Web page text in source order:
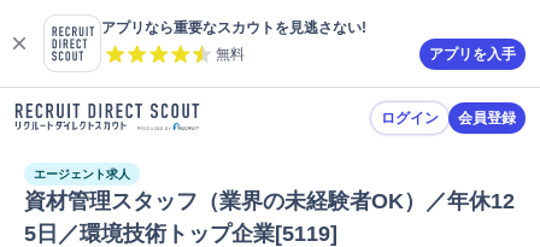
アプリなら重要なスカウトを見逃さない!
無料
アプリを入手
ログイン 会員登録
エージェント求人
資材管理スタッフ（業界の未経験者OK）／年休12
5日／環境技術トップ企業[5119]